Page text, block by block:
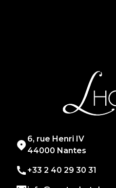
6, rue Henri IV
44000 Nantes
+33 2 40 29 30 31